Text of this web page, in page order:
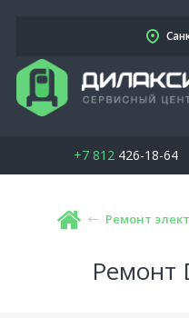
+7 812426-18-64
Ремонт
Ремонт